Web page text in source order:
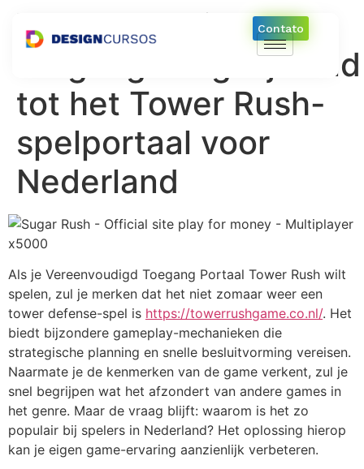
Contato
Vereenvoudigde
toegangsmogelijkheid
tot het Tower Rush-
spelportaal voor
Nederland
Als je Vereenvoudigd Toegang Portaal Tower Rush wilt
spelen, zul je merken dat het niet zomaar weer een
tower defense-spel is https://towerrushgame.co.nl/. Het
biedt bijzondere gameplay-mechanieken die
strategische planning en snelle besluitvorming vereisen.
Naarmate je de kenmerken van de game verkent, zul je
snel begrijpen wat het afzondert van andere games in
het genre. Maar de vraag blijft: waarom is het zo
populair bij spelers in Nederland? Het oplossing hierop
kan je eigen game-ervaring aanzienlijk verbeteren.